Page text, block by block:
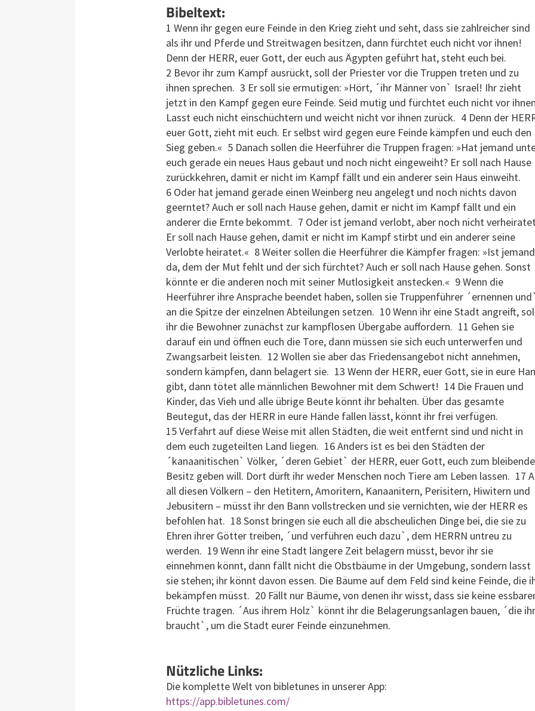
Bibeltext:
1 Wenn ihr gegen eure Feinde in den Krieg zieht und seht, dass sie zahlreicher sind
als ihr und Pferde und Streitwagen besitzen, dann fürchtet euch nicht vor ihnen!
Denn der HERR, euer Gott, der euch aus Ägypten geführt hat, steht euch bei.
2 Bevor ihr zum Kampf ausrückt, soll der Priester vor die Truppen treten und zu
ihnen sprechen. 3 Er soll sie ermutigen: »Hört, ´ihr Männer von` Israel! Ihr zieht
jetzt in den Kampf gegen eure Feinde. Seid mutig und fürchtet euch nicht vor
Lasst euch nicht einschüchtern und weicht nicht vor ihnen zurück. 4 Denn der
euer Gott, zieht mit euch. Er selbst wird gegen eure Feinde kämpfen und euch den
Sieg geben.« 5 Danach sollen die Heerführer die Truppen fragen: »Hat jemand
euch gerade ein neues Haus gebaut und noch nicht eingeweiht? Er soll nach Hause
zurückkehren, damit er nicht im Kampf fällt und ein anderer sein Haus einweiht.
6 Oder hat jemand gerade einen Weinberg neu angelegt und noch nichts davon
geerntet? Auch er soll nach Hause gehen, damit er nicht im Kampf fällt und ein
anderer die Ernte bekommt. 7 Oder ist jemand verlobt, aber noch nicht
Er soll nach Hause gehen, damit er nicht im Kampf stirbt und ein anderer seine
Verlobte heiratet.« 8 Weiter sollen die Heerführer die Kämpfer fragen: »Ist jemand
da, dem der Mut fehlt und der sich fürchtet? Auch er soll nach Hause gehen. Sonst
könnte er die anderen noch mit seiner Mutlosigkeit anstecken.« 9 Wenn die
Heerführer ihre Ansprache beendet haben, sollen sie Truppenführer ´ernennen und`
an die Spitze der einzelnen Abteilungen setzen. 10 Wenn ihr eine Stadt angreift,
ihr die Bewohner zunächst zur kampflosen Übergabe auffordern. 11 Gehen sie
darauf ein und öffnen euch die Tore, dann müssen sie sich euch unterwerfen und
Zwangsarbeit leisten. 12 Wollen sie aber das Friedensangebot nicht annehmen,
sondern kämpfen, dann belagert sie. 13 Wenn der HERR, euer Gott, sie in eure
gibt, dann tötet alle männlichen Bewohner mit dem Schwert! 14 Die Frauen und
Kinder, das Vieh und alle übrige Beute könnt ihr behalten. Über das gesamte
Beutegut, das der HERR in eure Hände fallen lässt, könnt ihr frei verfügen.
15 Verfahrt auf diese Weise mit allen Städten, die weit entfernt sind und nicht in
dem euch zugeteilten Land liegen. 16 Anders ist es bei den Städten der
´kanaanitischen` Völker, ´deren Gebiet` der HERR, euer Gott, euch zum
Besitz geben will. Dort dürft ihr weder Menschen noch Tiere am Leben lassen. 17
all diesen Völkern – den Hetitern, Amoritern, Kanaanitern, Perisitern, Hiwitern und
Jebusitern – müsst ihr den Bann vollstrecken und sie vernichten, wie der HERR es
befohlen hat. 18 Sonst bringen sie euch all die abscheulichen Dinge bei, die sie zu
Ehren ihrer Götter treiben, ´und verführen euch dazu`, dem HERRN untreu zu
werden. 19 Wenn ihr eine Stadt längere Zeit belagern müsst, bevor ihr sie
einnehmen könnt, dann fällt nicht die Obstbäume in der Umgebung, sondern lasst
sie stehen; ihr könnt davon essen. Die Bäume auf dem Feld sind keine Feinde, die
bekämpfen müsst. 20 Fällt nur Bäume, von denen ihr wisst, dass sie keine
Früchte tragen. ´Aus ihrem Holz` könnt ihr die Belagerungsanlagen bauen, ´die ihr
braucht`, um die Stadt eurer Feinde einzunehmen.
Nützliche Links:
Die komplette Welt von bibletunes in unserer App:
https://app.bibletunes.com/